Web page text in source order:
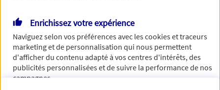
Enrichissez votre expérience
Naviguez selon vos préférences avec lescookies et traceurs
marketing et de personnalisation qui nous permettent
d'afficher du contenu adapté à vos centres d'intérêts, des
publicités personnalisées et de suivre la performance de nos
campagnes.